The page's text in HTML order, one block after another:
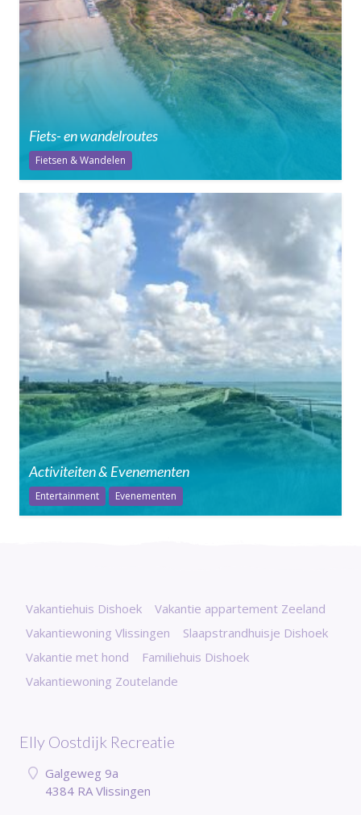
Fiets- en wandelroutes
Fietsen & Wandelen
Activiteiten & Evenementen
Entertainment Evenementen
Vakantiehuis Dishoek
Vakantie appartement Zeeland
Vakantiewoning Vlissingen
Slaapstrandhuisje Dishoek
Vakantie met hond
Familiehuis Dishoek
Vakantiewoning Zoutelande
Elly Oostdijk Recreatie
Galgeweg 9a
4384 RA Vlissingen